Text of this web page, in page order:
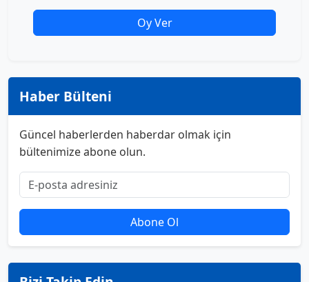
Oy Ver
Haber Bülteni
Güncel haberlerden haberdar olmak için
bültenimize abone olun.
Abone Ol